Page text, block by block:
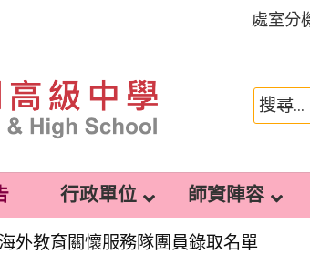
處室分
行政單位 師資陣容
外教育關懷服務隊團員錄取名單